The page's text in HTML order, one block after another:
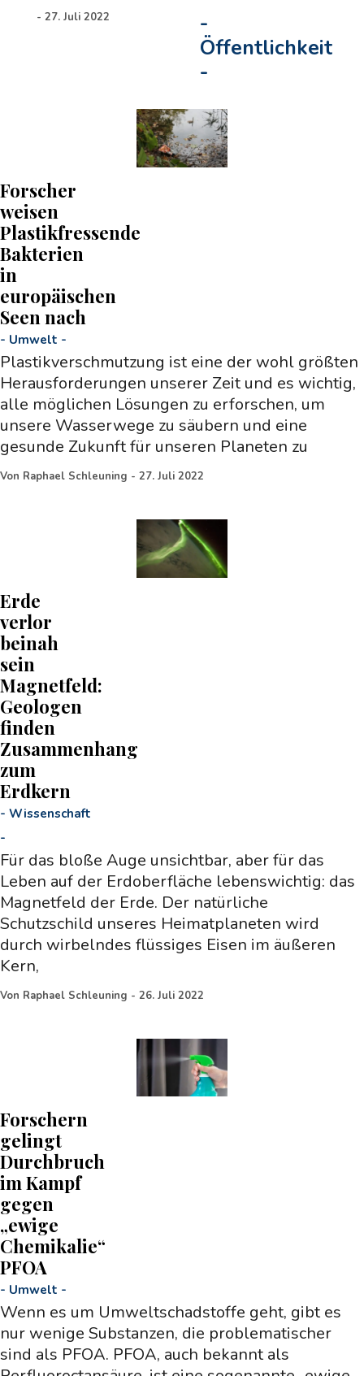
-
Öffentlichkeit
-
- 27. Juli 2022
Forscher
weisen
Plastikfressende
Bakterien
in
europäischen
Seen nach
- Umwelt -
Plastikverschmutzung ist eine der wohl größten
Herausforderungen unserer Zeit und es wichtig,
alle möglichen Lösungen zu erforschen, um
unsere Wasserwege zu säubern und eine
gesunde Zukunft für unseren Planeten zu
Von Raphael Schleuning - 27. Juli 2022
Erde
verlor
beinah
sein
Magnetfeld:
Geologen
finden
Zusammenhang
zum
Erdkern
- Wissenschaft
-
Für das bloße Auge unsichtbar, aber für das
Leben auf der Erdoberfläche lebenswichtig: das
Magnetfeld der Erde. Der natürliche
Schutzschild unseres Heimatplaneten wird
durch wirbelndes flüssiges Eisen im äußeren
Kern,
Von Raphael Schleuning - 26. Juli 2022
Forschern
gelingt
Durchbruch
im Kampf
gegen
„ewige
Chemikalie“
PFOA
- Umwelt -
Wenn es um Umweltschadstoffe geht, gibt es
nur wenige Substanzen, die problematischer
sind als PFOA. PFOA, auch bekannt als